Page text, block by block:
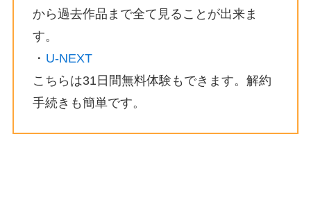
から過去作品まで全て見ることが出来ま
す。
・ U-NEXT
こちらは31日間無料体験もできます。解約
手続きも簡単です。